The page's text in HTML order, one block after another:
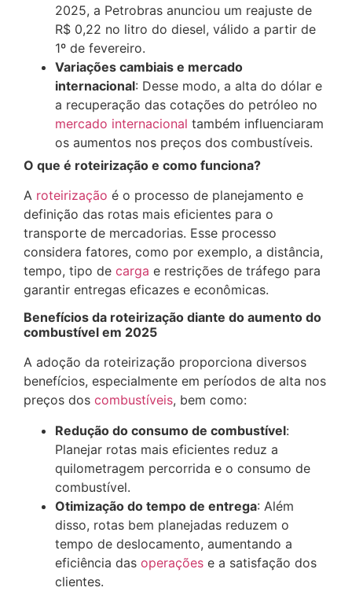
2025, a Petrobras anunciou um reajuste de
R$ 0,22 no litro do diesel, válido a partir de
1º de fevereiro.
Variações cambiais e mercado
internacional: Desse modo, a alta do dólar e
a recuperação das cotações do petróleo no
mercado internacional também influenciaram
os aumentos nos preços dos combustíveis.
O que é roteirização e como funciona?
A roteirização é o processo de planejamento e
definição das rotas mais eficientes para o
transporte de mercadorias. Esse processo
considera fatores, como por exemplo, a distância,
tempo, tipo de carga e restrições de tráfego para
garantir entregas eficazes e econômicas.​
Benefícios da roteirização diante do aumento do
combustível em 2025
A adoção da roteirização proporciona diversos
benefícios, especialmente em períodos de alta nos
preços dos combustíveis, bem como:
Redução do consumo de combustível: ​
Planejar rotas mais eficientes reduz a
quilometragem percorrida e o consumo de
combustível.​
Otimização do tempo de entrega: Além
disso, rotas bem planejadas reduzem o
tempo de deslocamento, aumentando a
eficiência das operações e a satisfação dos
clientes.​